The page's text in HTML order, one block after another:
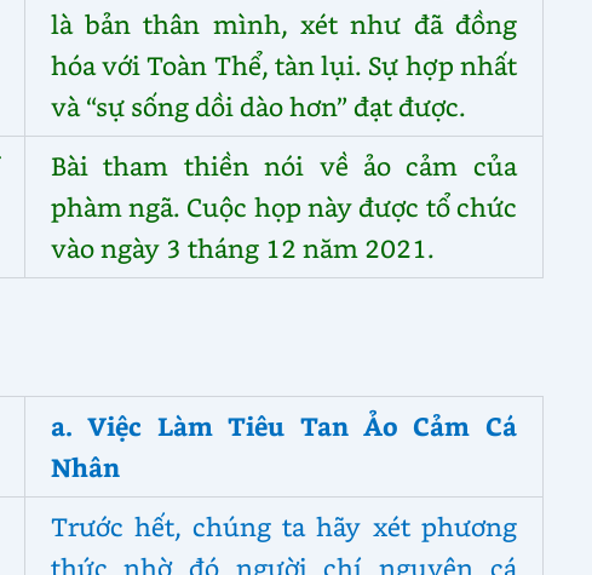
là bản thân mình, xét như đã đồng
hóa với Toàn Thể, tàn lụi. Sự hợp nhất
và “sự sống dồi dào hơn” đạt được.
Bài tham thiền nói về ảo cảm của
phàm ngã. Cuộc họp này được tổ chức
vào ngày 3 tháng 12 năm 2021.
a. Việc Làm Tiêu Tan Ảo Cảm Cá
Nhân
Trước hết, chúng ta hãy xét phương
thức nhờ đó người chí nguyện cá